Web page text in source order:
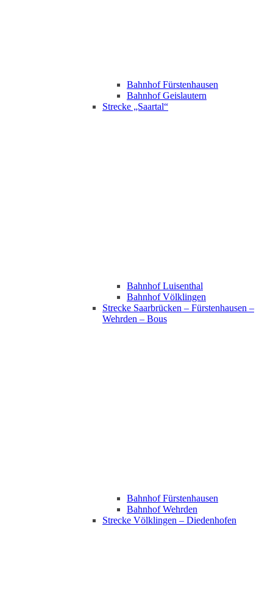
Bahnhof Fürstenhausen
Bahnhof Geislautern
Strecke „Saartal“
Bahnhof Luisenthal
Bahnhof Völklingen
Strecke Saarbrücken – Fürstenhausen –
Wehrden – Bous
Bahnhof Fürstenhausen
Bahnhof Wehrden
Strecke Völklingen – Diedenhofen